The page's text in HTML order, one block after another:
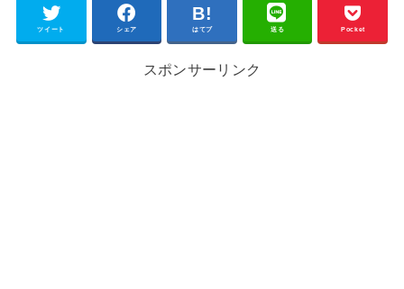
ツイート シェア はてブ 送る Pocket
スポンサーリンク